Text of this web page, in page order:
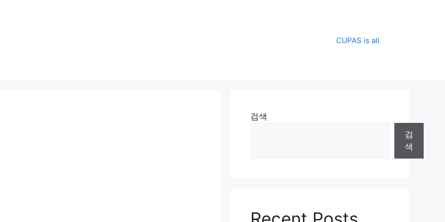
CUPAS is all
검색
검
색